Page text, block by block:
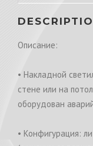
Описание:
• Накладной
стене или на
оборудован
• Конфигурация: